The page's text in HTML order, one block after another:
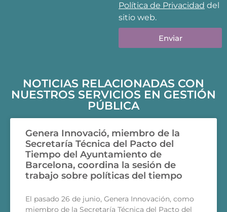
Política de Privacidad del
sitio web.
Enviar
NOTICIAS RELACIONADAS CON
NUESTROS SERVICIOS EN GESTIÓN
PÚBLICA
Genera Innovació, miembro de la
Secretaría Técnica del Pacto del
Tiempo del Ayuntamiento de
Barcelona, coordina la sesión de
trabajo sobre políticas del tiempo
El pasado 26 de junio, Genera Innovación, como
miembro de la Secretaría Técnica del Pacto del